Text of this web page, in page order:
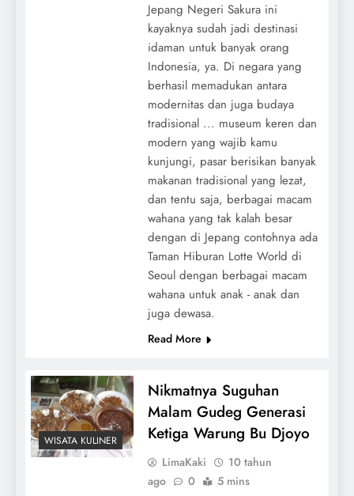
Jepang Negeri Sakura ini
kayaknya sudah jadi destinasi
idaman untuk banyak orang
Indonesia, ya. Di negara yang
berhasil memadukan antara
modernitas dan juga budaya
tradisional ... museum keren dan
modern yang wajib kamu
kunjungi, pasar berisikan banyak
makanan tradisional yang lezat,
dan tentu saja, berbagai macam
wahana yang tak kalah besar
dengan di Jepang contohnya ada
Taman Hiburan Lotte World di
Seoul dengan berbagai macam
wahana untuk anak - anak dan
juga dewasa.
Read More
WISATA KULINER
Nikmatnya Suguhan
Malam Gudeg Generasi
Ketiga Warung Bu Djoyo
LimaKaki
10 tahun
ago
0 5 mins